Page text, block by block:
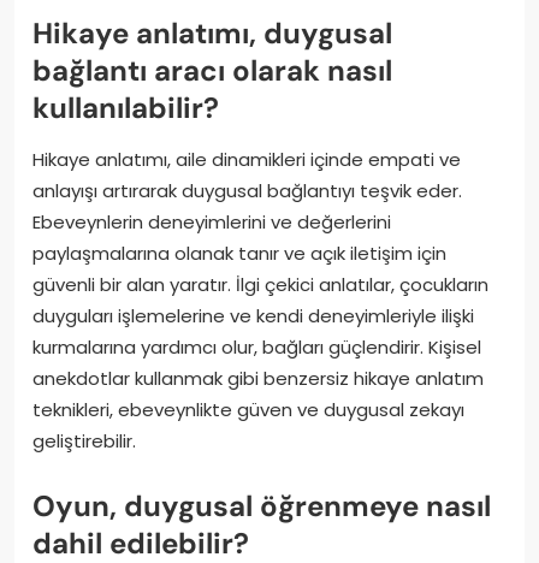
Hikaye anlatımı, duygusal
bağlantı aracı olarak nasıl
kullanılabilir?
Hikaye anlatımı, aile dinamikleri içinde empati ve
anlayışı artırarak duygusal bağlantıyı teşvik eder.
Ebeveynlerin deneyimlerini ve değerlerini
paylaşmalarına olanak tanır ve açık iletişim için
güvenli bir alan yaratır. İlgi çekici anlatılar, çocukların
duyguları işlemelerine ve kendi deneyimleriyle ilişki
kurmalarına yardımcı olur, bağları güçlendirir. Kişisel
anekdotlar kullanmak gibi benzersiz hikaye anlatım
teknikleri, ebeveynlikte güven ve duygusal zekayı
geliştirebilir.
Oyun, duygusal öğrenmeye nasıl
dahil edilebilir?